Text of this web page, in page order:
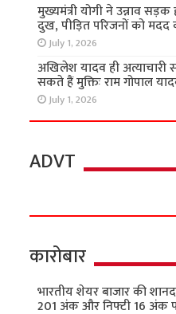
मुख्यमंत्री योगी ने उन्नाव
दुख, पीड़ित परिजनों को मदद
July 1, 2026
अखिलेश यादव ही अत्याचारी
सकते हैं मुक्तिः राम गोपाल
July 1, 2026
ADVT
कारोबार
भारतीय शेयर बाजार की
201 अंक और निफ्टी 16 अंक